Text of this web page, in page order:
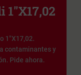
1"X17,02.
contaminantes y
Pide ahora.